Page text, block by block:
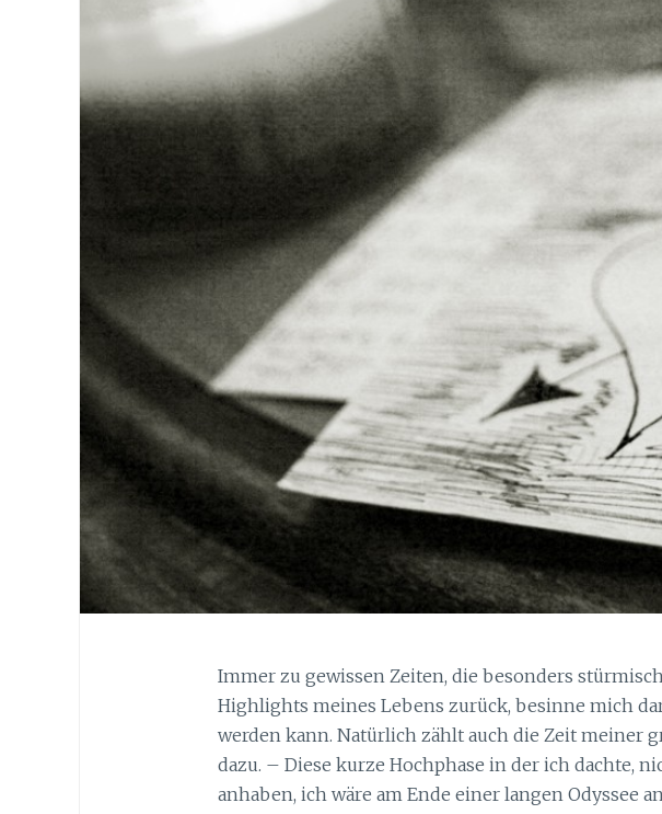
Immer zu gewissen Zeiten, die besonders
Highlights meines Lebens zurück, besinne mich
werden kann. Natürlich zählt auch die Zeit meiner
dazu. – Diese kurze Hochphase in der ich dachte,
anhaben, ich wäre am Ende einer langen Odyssee